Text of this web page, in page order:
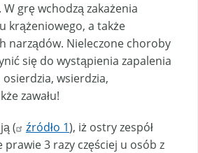
grę wchodzą zakażenia
krążeniowego, a także
narządów. Nieleczone choroby
się do wystąpienia zapalenia
wsierdzia,
zawału!
( źródło 1), iż ostry zespół
3 razy częściej u osób z